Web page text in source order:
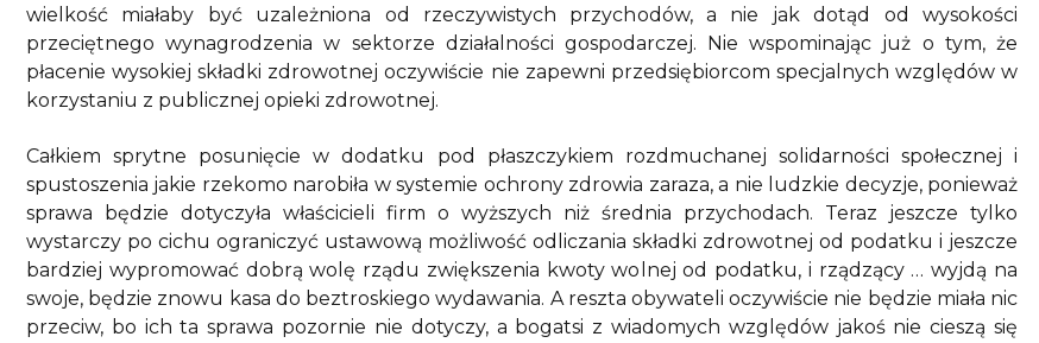
wielkość miałaby być uzależniona od rzeczywistych przychodów, a nie jak dotąd od wysokości
przeciętnego wynagrodzenia w sektorze działalności gospodarczej. Nie wspominając już o tym, że
płacenie wysokiej składki zdrowotnej oczywiście nie zapewni przedsiębiorcom specjalnych względów w
korzystaniu z publicznej opieki zdrowotnej.
Całkiem sprytne posunięcie w dodatku pod płaszczykiem rozdmuchanej solidarności społecznej i
spustoszenia jakie rzekomo narobiła w systemie ochrony zdrowia zaraza, a nie ludzkie decyzje, ponieważ
sprawa będzie dotyczyła właścicieli firm o wyższych niż średnia przychodach. Teraz jeszcze tylko
wystarczy po cichu ograniczyć ustawową możliwość odliczania składki zdrowotnej od podatku i jeszcze
bardziej wypromować dobrą wolę rządu zwiększenia kwoty wolnej od podatku, i rządzący … wyjdą na
swoje, będzie znowu kasa do beztroskiego wydawania. A reszta obywateli oczywiście nie będzie miała nic
przeciw, bo ich ta sprawa pozornie nie dotyczy, a bogatsi z wiadomych względów jakoś nie cieszą się